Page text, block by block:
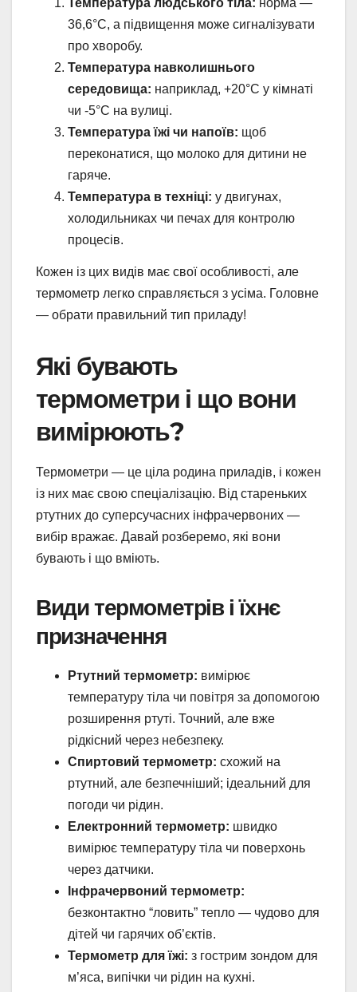
36,6°C, а підвищення може сигналізувати
про хворобу.
Температура навколишнього
середовища: наприклад, +20°C у кімнаті
чи -5°C на вулиці.
Температура їжі чи напоїв: щоб
переконатися, що молоко для дитини не
гаряче.
Температура в техніці: у двигунах,
холодильниках чи печах для контролю
процесів.
Кожен із цих видів має свої особливості, але
термометр легко справляється з усіма. Головне
— обрати правильний тип приладу!
Які бувають
термометри і що вони
вимірюють?
Термометри — це ціла родина приладів, і кожен
із них має свою спеціалізацію. Від стареньких
ртутних до суперсучасних інфрачервоних —
вибір вражає. Давай розберемо, які вони
бувають і що вміють.
Види термометрів і їхнє
призначення
Ртутний термометр: вимірює
температуру тіла чи повітря за допомогою
розширення ртуті. Точний, але вже
рідкісний через небезпеку.
Спиртовий термометр: схожий на
ртутний, але безпечніший; ідеальний для
погоди чи рідин.
Електронний термометр: швидко
вимірює температуру тіла чи поверхонь
через датчики.
Інфрачервоний термометр:
безконтактно “ловить” тепло — чудово для
дітей чи гарячих об’єктів.
Термометр для їжі: з гострим зондом для
м’яса, випічки чи рідин на кухні.